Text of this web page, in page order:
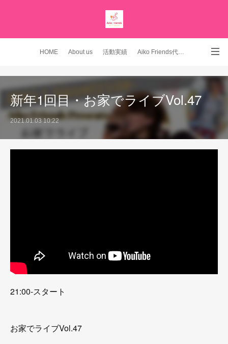
HOME About us 活動実績 Aiko Friends代表 YouTubeチャンネル
Instagram
新年1回目・お家でライブVol.47
2021.01.03 10:22
21:00-スタート
お家でライブVol.47